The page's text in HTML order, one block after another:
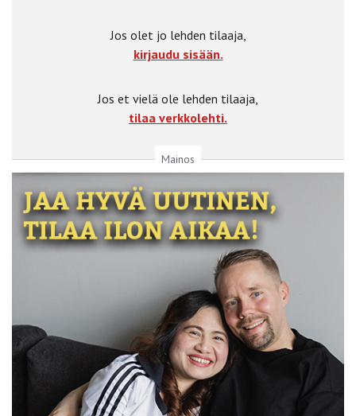
Jos olet jo lehden tilaaja,
kirjaudu sisään.
Jos et vielä ole lehden tilaaja,
tilaa verkkolehti.
Mainos